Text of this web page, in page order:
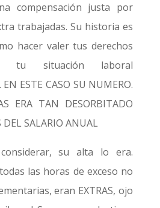
compensación justa por
trabajadas. Su historia es
hacer valer tus derechos
tu situación laboral
ESTE CASO SU NUMERO.
ERA TAN DESORBITADO
SALARIO ANUAL
su alta lo era.
las horas de exceso no
eran EXTRAS, ojo